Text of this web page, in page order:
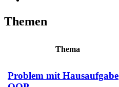
Themen
Thema
Problem mit Hausaufgabe